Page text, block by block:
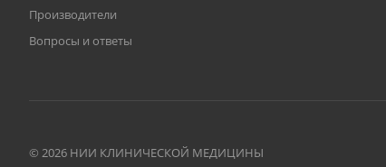
Производители
Вопросы и ответы
© 2026 НИИ КЛИНИЧЕСКОЙ МЕДИЦИНЫ